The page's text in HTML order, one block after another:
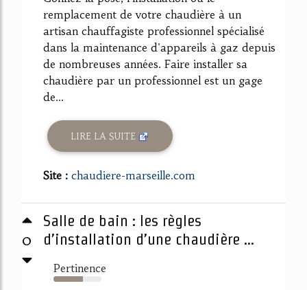
remplacement de votre chaudière à un
artisan chauffagiste professionnel spécialisé
dans la maintenance d'appareils à gaz depuis
de nombreuses années. Faire installer sa
chaudière par un professionnel est un gage
de...
LIRE LA SUITE
Site : chaudiere-marseille.com
0
Salle de bain : les règles
d’installation d’une chaudière ...
Pertinence
61%